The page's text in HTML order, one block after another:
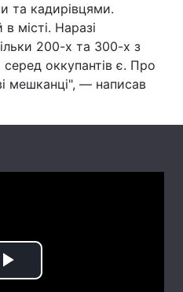
Наука
Інциденти
Туризм
Статті
та кадирівцями.
місті. Наразі
200-х та 300-х з
оккупантів є. Про
мешканці", — написав
Play